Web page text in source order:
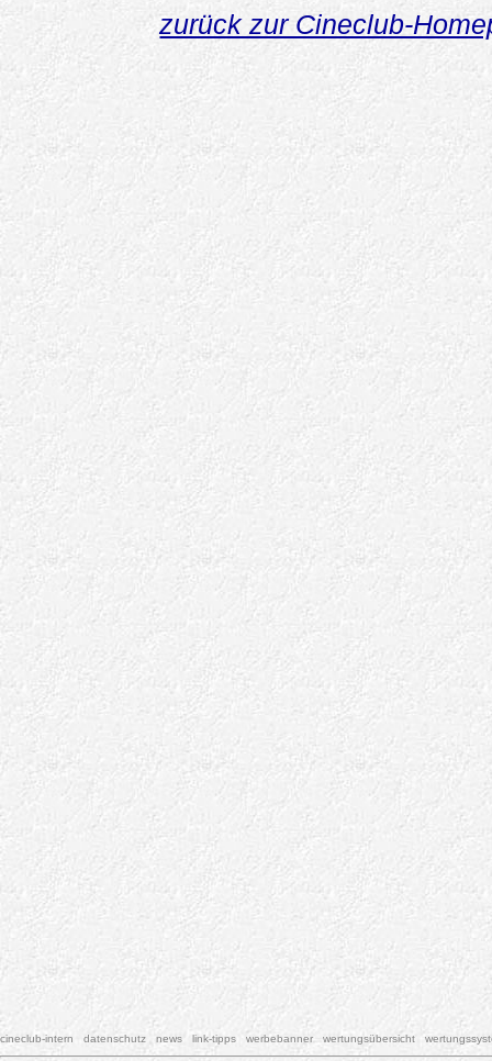
zurück zur Cineclub-
cineclub-intern datenschutz news link-tipps werbebanner wertungsübersicht